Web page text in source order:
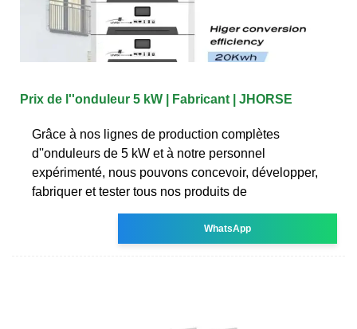
Prix de l''onduleur 5 kW | Fabricant | JHORSE
Grâce à nos lignes de production complètes
d''onduleurs de 5 kW et à notre personnel
expérimenté, nous pouvons concevoir, développer,
fabriquer et tester tous nos produits de
WhatsApp